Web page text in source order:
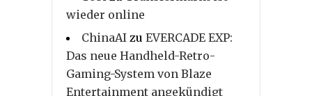
wieder online
ChinaAI zu EVERCADE EXP:
Das neue Handheld-Retro-
Gaming-System von Blaze
Entertainment angekündigt